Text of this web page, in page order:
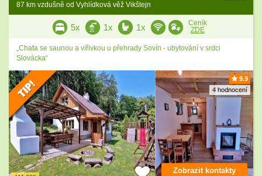
87 km vzdušně od Vyhlídková věž Vikštejn
5x 1x 1x
Ceník
ZDE
„Chata se saunou a vířivkou u přehrady Sovín - ubytování v srdci
Slovácka“
9.9
4 hodnocení
Zobrazit kontakty